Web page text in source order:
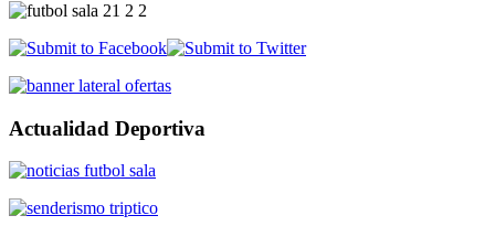
Actualidad Deportiva